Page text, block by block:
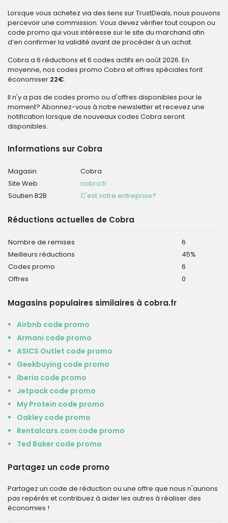
Lorsque vous achetez via des liens sur TrustDeals, nous pouvons
percevoir une commission. Vous devez vérifier tout coupon ou
code promo qui vous intéresse sur le site du marchand afin
d’en confirmer la validité avant de procéder à un achat.
Cobra a 6 réductions et 6 codes actifs en août 2026. En
moyenne, nos codes promo Cobra et offres spéciales font
économiser 22€.
Il n'y a pas de codes promo ou d'offres disponibles pour le
moment? Abonnez-vous à notre newsletter et recevez une
notification lorsque de nouveaux codes Cobra seront
disponibles.
Informations sur Cobra
Magasin
Cobra
Site Web
cobra.fr
Soutien B2B
C'est votre entreprise?
Réductions actuelles de Cobra
Nombre de remises
6
Meilleurs réductions
45%
Codes promo
6
Offres
0
Magasins populaires similaires à cobra.fr
Airbnb code promo
Armani code promo
ASICS Outlet code promo
Geekbuying code promo
Iberia code promo
Jetpack code promo
My Protein code promo
Oakley code promo
Rentalcars.com code promo
Ted Baker code promo
Partagez un code promo
Partagez un code de réduction ou une offre que nous n'aurions
pas repérés et contribuez à aider les autres à réaliser des
économies !